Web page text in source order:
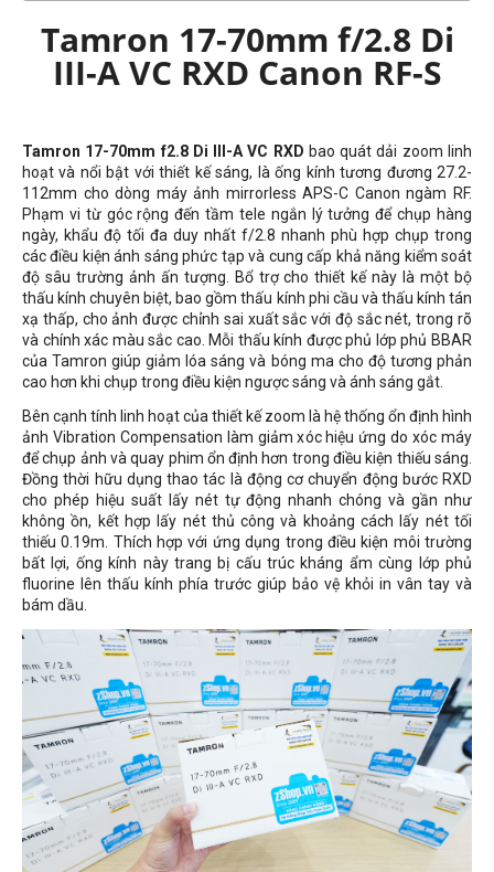
Tamron 17-70mm f/2.8 Di
III-A VC RXD Canon RF-S
Tamron 17-70mm f2.8 Di III-A VC RXD bao quát dải zoom linh
hoạt và nổi bật với thiết kế sáng, là ống kính tương đương 27.2-
112mm cho dòng máy ảnh mirrorless APS-C Canon ngàm RF.
Phạm vi từ góc rộng đến tầm tele ngắn lý tưởng để chụp hàng
ngày, khẩu độ tối đa duy nhất f/2.8 nhanh phù hợp chụp trong
các điều kiện ánh sáng phức tạp và cung cấp khả năng kiểm soát
độ sâu trường ảnh ấn tượng. Bổ trợ cho thiết kế này là một bộ
thấu kính chuyên biệt, bao gồm thấu kính phi cầu và thấu kính tán
xạ thấp, cho ảnh được chỉnh sai xuất sắc với độ sắc nét, trong rõ
và chính xác màu sắc cao. Mỗi thấu kính được phủ lớp phủ BBAR
của Tamron giúp giảm lóa sáng và bóng ma cho độ tương phản
cao hơn khi chụp trong điều kiện ngược sáng và ánh sáng gắt.
Bên cạnh tính linh hoạt của thiết kế zoom là hệ thống ổn định hình
ảnh Vibration Compensation làm giảm xóc hiệu ứng do xóc máy
để chụp ảnh và quay phim ổn định hơn trong điều kiện thiếu sáng.
Đồng thời hữu dụng thao tác là động cơ chuyển động bước RXD
cho phép hiệu suất lấy nét tự động nhanh chóng và gần như
không ồn, kết hợp lấy nét thủ công và khoảng cách lấy nét tối
thiếu0.19m . Thích hợp với ứng dụng trong điều kiện môi trường
bất lợi, ống kính này trang bị cấu trúc kháng ẩm cùng lớp phủ
fluorine lên thấu kính phía trước giúp bảo vệ khỏi in vân tay và
bám dầu.